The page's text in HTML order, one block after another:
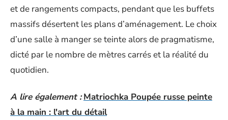
et de rangements compacts, pendant que les buffets
massifs désertent les plans d’aménagement. Le choix
d’une salle à manger se teinte alors de pragmatisme,
dicté par le nombre de mètres carrés et la réalité du
quotidien.
A lire également : Matriochka Poupée russe peinte
à la main : l'art du détail